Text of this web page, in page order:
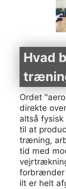
Hvad
Ordet
direkte
altså
til at
træning,
tid med
forbrænder
ilt er helt